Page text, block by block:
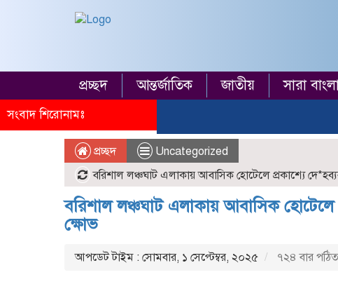
প্রচ্ছদ আন্তর্জাতিক জাতীয় সারা
সংবাদ শিরোনামঃ
প্রচ্ছদ
Uncategorized
বরিশাল লঞ্চঘাট এলাকায় আবাসিক হোটেলে প্রকাশ্যে
বরিশাল লঞ্চঘাট এলাকায় আবাসিক হোটেলে
ক্ষোভ
আপডেট টাইম : সোমবার, ১ সেপ্টেম্বর, ২০২৫ ৭২৪ বার পঠিত